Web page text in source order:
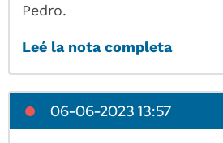
Pedro.
Leé la nota completa
06-06-2023 13:57